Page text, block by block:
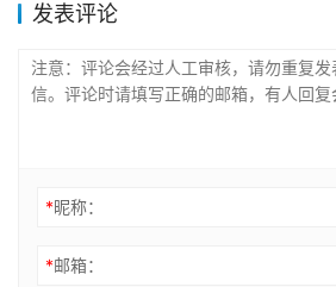
发表评论
*昵称：
*邮箱：